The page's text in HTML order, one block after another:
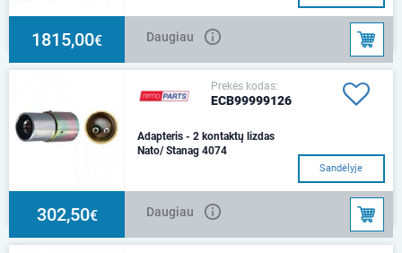
1815,00€ Daugiau
Prekės kodas:
ECB99999126
Adapteris - 2 kontaktų lizdas
Nato/ Stanag 4074
Sandėlyje
302,50€ Daugiau